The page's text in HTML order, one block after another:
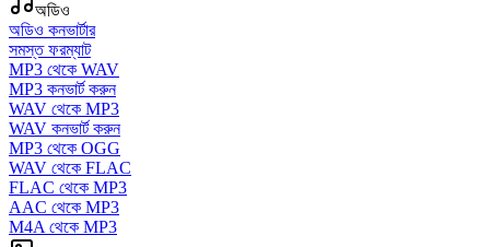
অডিও
অডিও কনভার্টার
সমস্ত ফরম্যাট
MP3 থেকে WAV
MP3 কনভার্ট করুন
WAV থেকে MP3
WAV কনভার্ট করুন
MP3 থেকে OGG
WAV থেকে FLAC
FLAC থেকে MP3
AAC থেকে MP3
M4A থেকে MP3